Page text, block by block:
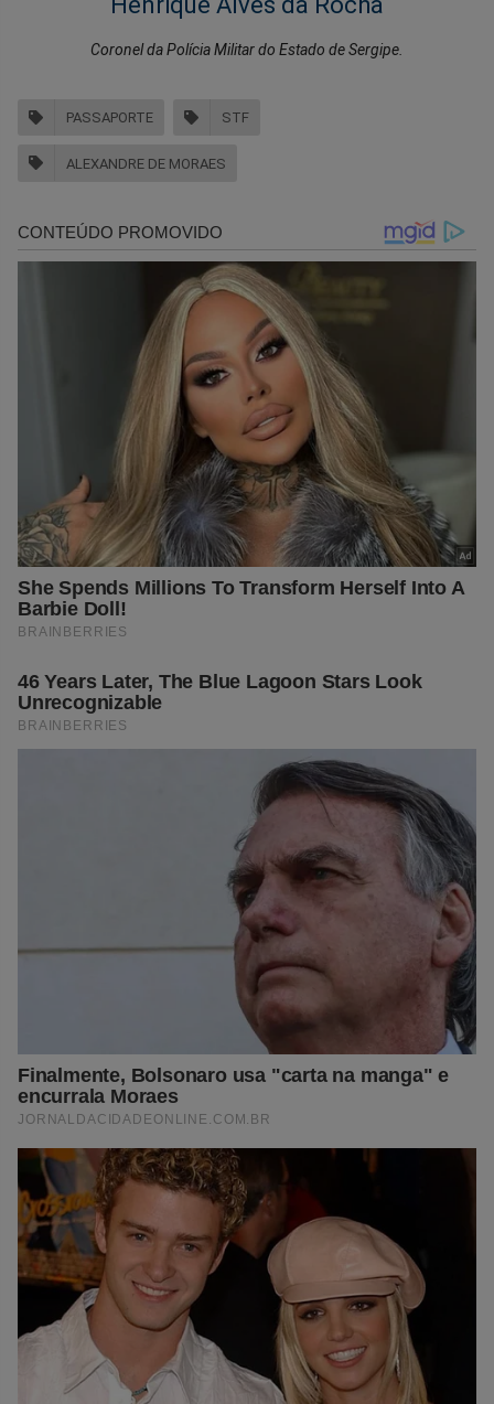
Coronel da Polícia Militar do Estado de Sergipe.
PASSAPORTE STF
ALEXANDRE DE MORAES